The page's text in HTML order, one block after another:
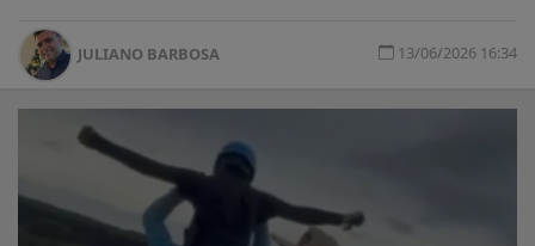
JULIANO BARBOSA 13/06/2026 16:34